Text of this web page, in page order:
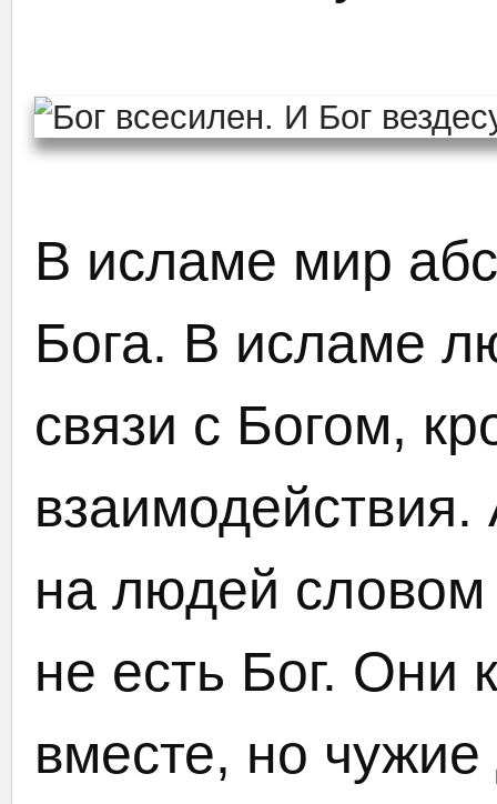
В исламе мир
Бога. В исламе
связи с Богом,
на людей словом
не есть Бог. Они
вместе, но чужие